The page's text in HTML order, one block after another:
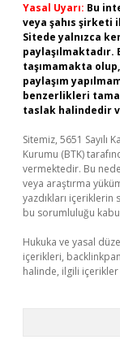
Yasal Uyarı: Bu
veya şahıs şirketi
Sitede yalnızca
taşımamakta
paylaşım
benzerlikleri
taslak halindedir
Sitemiz, 5651 Sayılı
Kurumu (BTK)
vermektedir. Bu
veya araştırma
yazdıkları
bu sorumluluğu
Hukuka ve yasal
içerikleri,
halinde, ilgili içerikler